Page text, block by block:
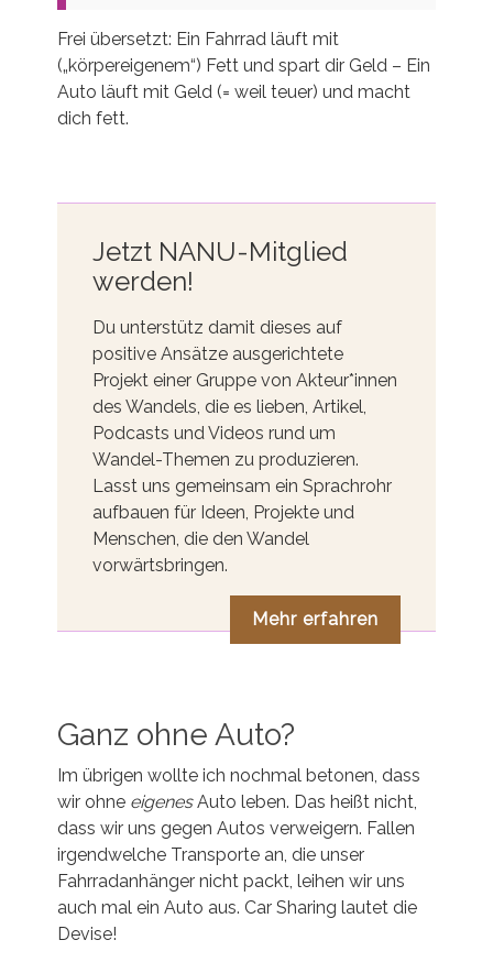
Frei übersetzt: Ein Fahrrad läuft mit
(„körpereigenem“) Fett und spart dir Geld – Ein
Auto läuft mit Geld (= weil teuer) und macht
dich fett.
Jetzt NANU-Mitglied
werden!
Du unterstütz damit dieses auf
positive Ansätze ausgerichtete
Projekt einer Gruppe von Akteur*innen
des Wandels, die es lieben, Artikel,
Podcasts und Videos rund um
Wandel-Themen zu produzieren.
Lasst uns gemeinsam ein Sprachrohr
aufbauen für Ideen, Projekte und
Menschen, die den Wandel
vorwärtsbringen.
Mehr erfahren
Ganz ohne Auto?
Im übrigen wollte ich nochmal betonen, dass
wir ohne eigenesAuto leben. Das heißt nicht,
dass wir uns gegen Autos verweigern. Fallen
irgendwelche Transporte an, die unser
Fahrradanhänger nicht packt, leihen wir uns
auch mal ein Auto aus. Car Sharing lautet die
Devise!